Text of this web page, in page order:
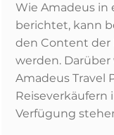
Wie Amadeus in
berichtet, kann
den Content der
werden.
Amadeus Travel
Reiseverkäufern
Verfügung